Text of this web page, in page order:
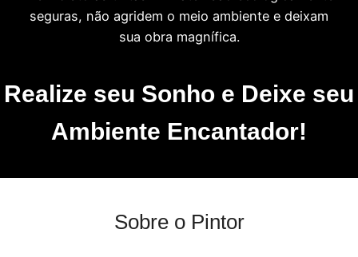
seguras, não agridem o meio ambiente e deixam
sua obra magnífica.
Realize seu Sonho e Deixe seu
Ambiente Encantador!
Sobre o Pintor